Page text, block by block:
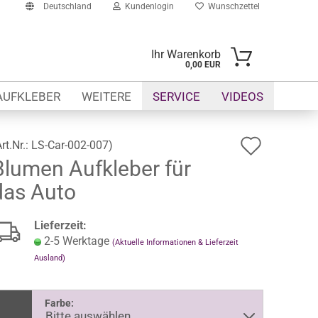
Deutschland Kundenlogin
erstellen
Wunschzettel
Ihr Warenkorb
0,00 EUR
SERVICE VIDEOS
WEITERE
LS-Car-002-007)
Aufkleber für
Auto
Lieferzeit:
2-5 Werktage (Aktuelle Informationen & Lieferzeit
Ausland)
Farbe: